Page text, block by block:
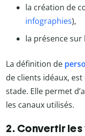
la création de
infographies),
la présence sur
La définition de
de clients idéaux,
stade. Elle permet
les canaux utilisés.
2. Convertir